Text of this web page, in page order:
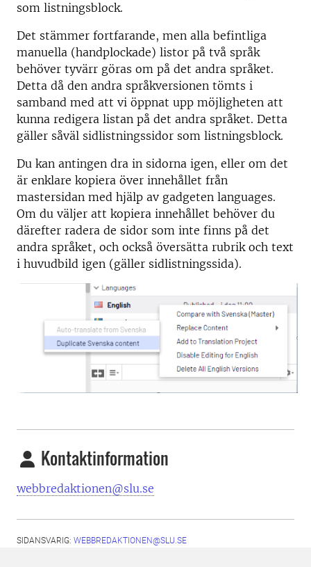
som listningsblock.
Det stämmer fortfarande, men alla befintliga
manuella (handplockade) listor på två språk
behöver tyvärr göras om på det andra språket.
Detta då den andra språkversionen tömts i
samband med att vi öppnat upp möjligheten att
kunna redigera listan på det andra språket. Detta
gäller såväl sidlistningssidor som listningsblock.
Du kan antingen dra in sidorna igen, eller om det
är enklare kopiera över innehållet från
mastersidan med hjälp av gadgeten languages.
Om du väljer att kopiera innehållet behöver du
därefter radera de sidor som inte finns på det
andra språket, och också översätta rubrik och text
i huvudbild igen (gäller sidlistningssida).
Kontaktinformation
webbredaktionen@slu.se
SIDANSVARIG: WEBBREDAKTIONEN@SLU.SE